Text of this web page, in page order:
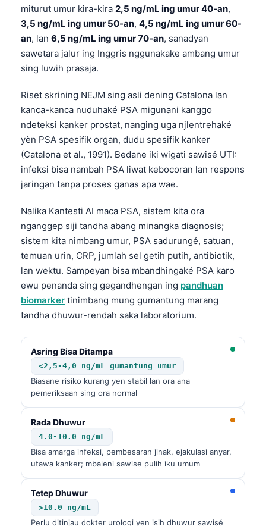
miturut umur kira-kira 2,5 ng/mL ing umur 40-an,
3,5 ng/mL ing umur 50-an, 4,5 ng/mL ing umur 60-
an, lan 6,5 ng/mL ing umur 70-an, sanadyan
sawetara jalur ing Inggris nggunakake ambang umur
sing luwih prasaja.
Riset skrining NEJM sing asli dening Catalona lan
kanca-kanca nuduhaké PSA migunani kanggo
ndeteksi kanker prostat, nanging uga njlentrehaké
yèn PSA spesifik organ, dudu spesifik kanker
(Catalona et al., 1991). Bedane iki wigati sawisé UTI:
infeksi bisa nambah PSA liwat kebocoran lan respons
jaringan tanpa proses ganas apa wae.
Nalika Kantesti AI maca PSA, sistem kita ora
nganggep siji tandha abang minangka diagnosis;
sistem kita nimbang umur, PSA sadurungé, satuan,
temuan urin, CRP, jumlah sel getih putih, antibiotik,
lan wektu. Sampeyan bisa mbandhingaké PSA karo
ewu penanda sing gegandhengan ing pandhuan
biomarker tinimbang mung gumantung marang
tandha dhuwur-rendah saka laboratorium.
Asring Bisa Ditampa
<2,5-4,0 ng/mL gumantung umur
Biasane risiko kurang yen stabil lan ora ana
pemeriksaan sing ora normal
Rada Dhuwur
4.0-10.0 ng/mL
Bisa amarga infeksi, pembesaran jinak, ejakulasi anyar,
utawa kanker; mbaleni sawise pulih iku umum
Tetep Dhuwur
>10.0 ng/mL
Perlu ditinjau dokter urologi yen isih dhuwur sawisé